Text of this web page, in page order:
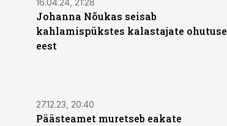
16.04.24, 21:28
Johanna Nõukas seisab
kahlamispükstes kalastajate ohutuse
eest
27.12.23, 20:40
Päästeamet muretseb eakate